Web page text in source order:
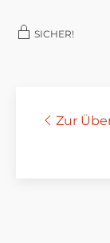
SICHER!
Zur